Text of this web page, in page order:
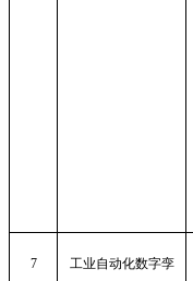
7
工业自动化数字孪